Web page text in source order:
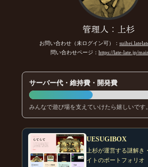
管理人：上杉
お問い合わせ（未ログイン可）：
問い合わせページ： https://late-late.jp/
サーバー代・維持費・開発費
みんなで遊び場を支えていけたら嬉しいです。
UESUGIBOX
上杉が運営する謎解き
イトのポートフォリオ